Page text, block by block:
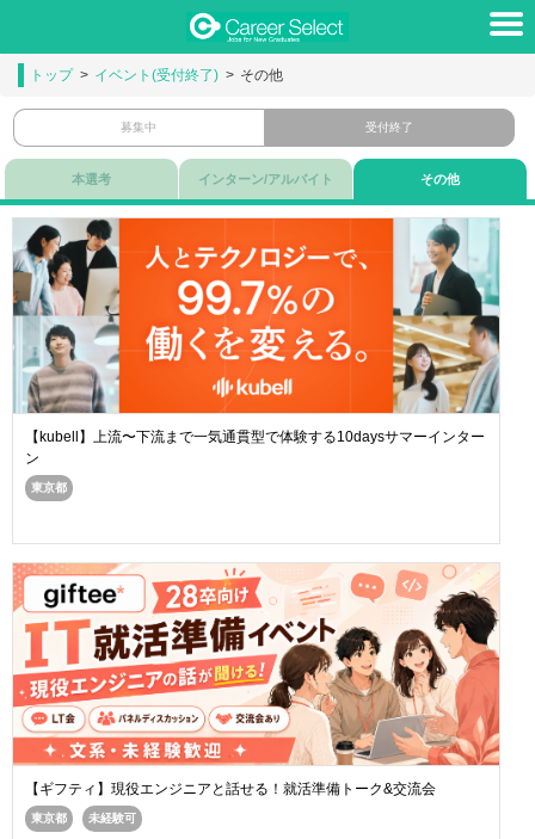
トップ イベント(受付終了) その他
募集中 受付終了
本選考 インターン/アルバイト その他
【kubell】上流〜下流まで一気通貫型で体験する10daysサマーインター
ン
東京都
【ギフティ】現役エンジニアと話せる！就活準備トーク&交流会
東京都 未経験可